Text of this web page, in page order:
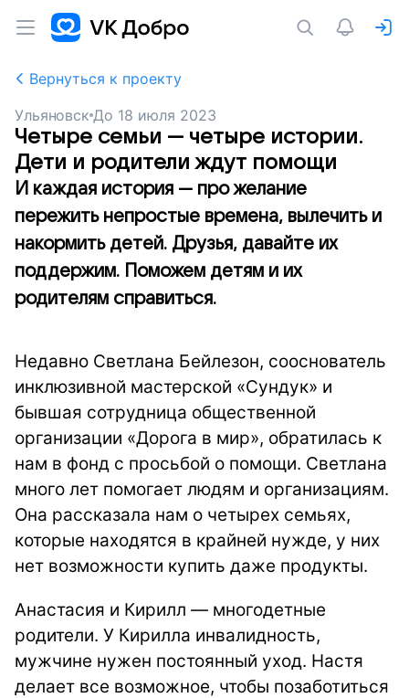
Вернуться к проекту
Ульяновск До 18 июля 2023
Четыре семьи — четыре истории.
Дети и родители ждут помощи
И каждая история — про желание
пережить непростые времена, вылечить и
накормить детей. Друзья, давайте их
поддержим. Поможем детям и их
родителям справиться.
Недавно Светлана Бейлезон, сооснователь
инклюзивной мастерской «Сундук» и
бывшая сотрудница общественной
организации «Дорога в мир», обратилась к
нам в фонд с просьбой о помощи. Светлана
много лет помогает людям и организациям.
Она рассказала нам о четырех семьях,
которые находятся в крайней нужде, у них
нет возможности купить даже продукты.
Анастасия и Кирилл — многодетные
родители. У Кирилла инвалидность,
мужчине нужен постоянный уход. Настя
делает все возможное, чтобы позаботиться